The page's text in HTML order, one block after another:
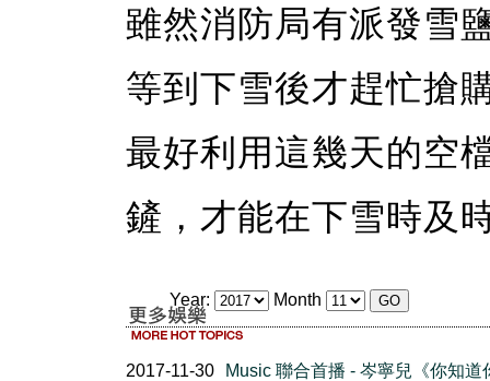
雖然消防局有派發雪
等到下雪後才趕忙搶
最好利用這幾天的空
鏟，才能在下雪時及
Year: Month
2017-11-30
Music 聯合首播 - 岑寧兒《你知道